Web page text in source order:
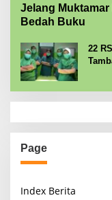
Jelang
Bedah Buku
22
Page
Index Berita